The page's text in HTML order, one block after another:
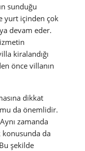
sunduğu
yurt içinden çok
devam eder.
kiralandığı
önce villanın
dikkat
da önemlidir.
zamanda
konusunda da
şekilde